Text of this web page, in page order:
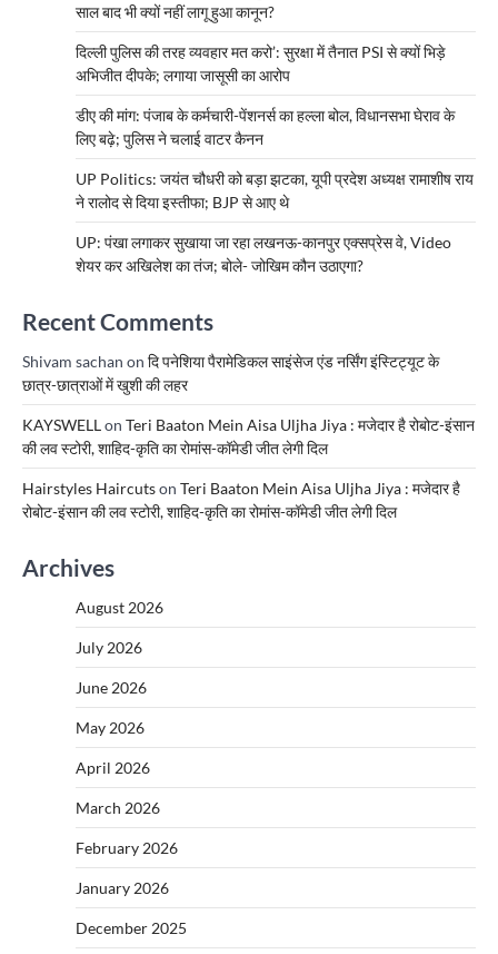
साल बाद भी क्यों नहीं लागू हुआ कानून?
दिल्ली पुलिस की तरह व्यवहार मत करो’: सुरक्षा में तैनात PSI से क्यों भिड़े
अभिजीत दीपके; लगाया जासूसी का आरोप
डीए की मांग: पंजाब के कर्मचारी-पेंशनर्स का हल्ला बोल, विधानसभा घेराव के
लिए बढ़े; पुलिस ने चलाई वाटर कैनन
UP Politics: जयंत चौधरी को बड़ा झटका, यूपी प्रदेश अध्यक्ष रामाशीष राय
ने रालोद से दिया इस्तीफा; BJP से आए थे
UP: पंखा लगाकर सुखाया जा रहा लखनऊ-कानपुर एक्सप्रेस वे, Video
शेयर कर अखिलेश का तंज; बोले- जोखिम कौन उठाएगा?
Recent Comments
Shivam sachan on दि पनेशिया पैरामेडिकल साइंसेज एंड नर्सिंग इंस्टिट्यूट के
छात्र-छात्राओं में खुशी की लहर
KAYSWELLon Teri Baaton Mein Aisa Uljha Jiya : मजेदार है रोबोट-इंसान
की लव स्टोरी, शाहिद-कृति का रोमांस-कॉमेडी जीत लेगी दिल
Hairstyles Haircutson Teri Baaton Mein Aisa Uljha Jiya : मजेदार है
रोबोट-इंसान की लव स्टोरी, शाहिद-कृति का रोमांस-कॉमेडी जीत लेगी दिल
Archives
August 2026
July 2026
June 2026
May 2026
April 2026
March 2026
February 2026
January 2026
December 2025